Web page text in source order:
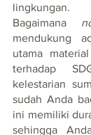
lingkungan.
Bagaimana
mendukung
utama material
terhadap
kelestarian
sudah Anda
ini memiliki
sehingga